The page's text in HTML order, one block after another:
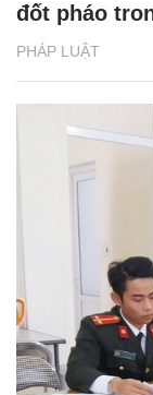
PHÁP LUẬT
đốt pháo